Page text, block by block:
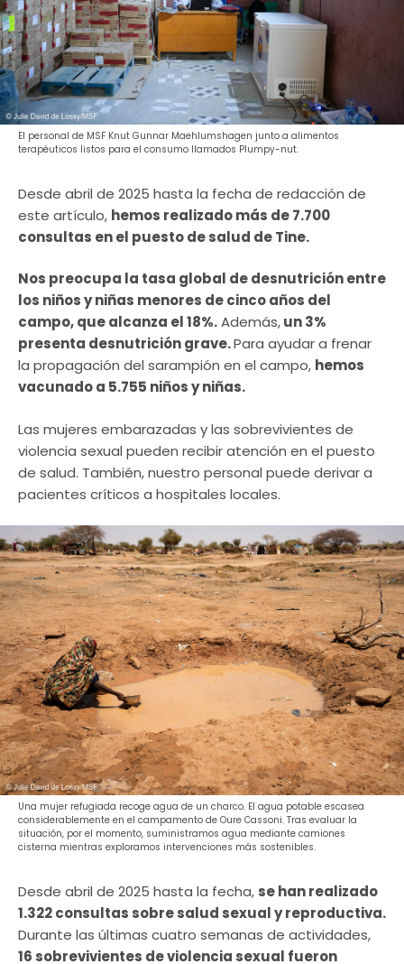
El personal de MSF Knut Gunnar Maehlumshagen junto a alimentos
terapéuticos listos para el consumo llamados Plumpy-nut.
Desde abril de 2025 hasta la fecha de redacción de
este artículo, hemos realizado más de 7.700
consultas en el puesto de salud de Tine.
Nos preocupa la tasa global de desnutrición entre
los niños y niñas menores de cinco años del
campo, que alcanza el 18%.Además,un 3%
presenta desnutrición grave.Para ayudar a frenar
la propagación del sarampión en el campo, hemos
vacunado a 5.755 niños y niñas.
Las mujeres embarazadas y las sobrevivientes de
violencia sexual pueden recibir atención en el puesto
de salud. También, nuestro personal puede derivar a
pacientes críticos a hospitales locales.
Una mujer refugiada recoge agua de un charco. El agua potable escasea
considerablemente en el campamento de Oure Cassoni. Tras evaluar la
situación, por el momento, suministramos agua mediante camiones
cisterna mientras exploramos intervenciones más sostenibles.
Desde abril de 2025 hasta la fecha, se han realizado
1.322 consultas sobre salud sexual y reproductiva.
Durante las últimas cuatro semanas de actividades,
16 sobrevivientes de violencia sexual fueron